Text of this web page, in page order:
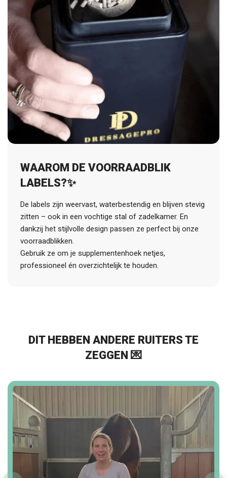
WAAROM DE VOORRAADBLIK
LABELS?✨
De labels zijn weervast, waterbestendig en blijven stevig
zitten – ook in een vochtige stal of zadelkamer. En
dankzij het stijlvolle design passen ze perfect bij onze
voorraadblikken.
Gebruik ze om je supplementenhoek netjes,
professioneel én overzichtelijk te houden.
DIT HEBBEN ANDERE RUITERS TE
ZEGGEN 💌